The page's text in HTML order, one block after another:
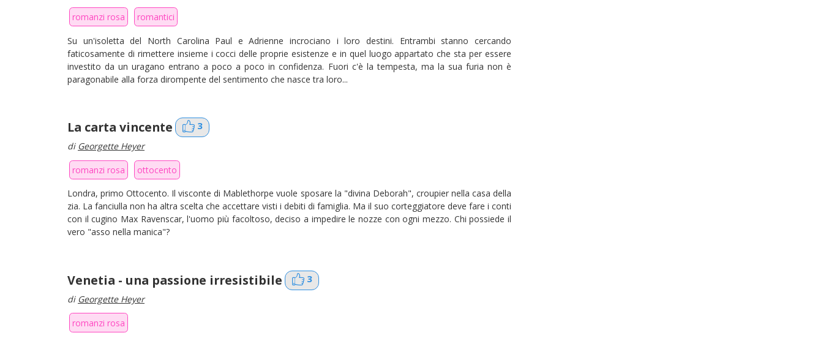
romanzi rosa romantici
Su un'isoletta del North Carolina Paul e Adrienne incrociano i loro destini. Entrambi stanno cercando
faticosamente di rimettere insieme i cocci delle proprie esistenze e in quel luogo appartato che sta per essere
investito da un uragano entrano a poco a poco in confidenza. Fuori c'è la tempesta, ma la sua furia non è
paragonabile alla forza dirompente del sentimento che nasce tra loro...
La carta vincente 3
di Georgette Heyer
romanzi rosa ottocento
Londra, primo Ottocento. Il visconte di Mablethorpe vuole sposare la "divina Deborah", croupier nella casa della
zia. La fanciulla non ha altra scelta che accettare visti i debiti di famiglia. Ma il suo corteggiatore deve fare i conti
con il cugino Max Ravenscar, l'uomo più facoltoso, deciso a impedire le nozze con ogni mezzo. Chi possiede il
vero "asso nella manica"?
Venetia - una passione irresistibile 3
di Georgette Heyer
romanzi rosa